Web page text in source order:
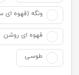
ونگه (قهوه ای
قهوه ای روشن
طوسی